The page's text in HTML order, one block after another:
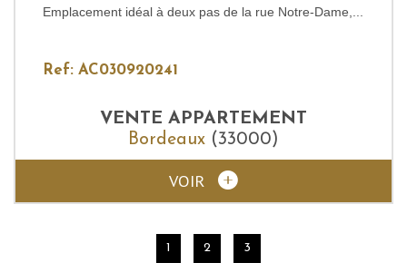
Emplacement idéal à deux pas de la rue Notre-Dame,...
Ref: AC030920241
VENTE APPARTEMENT
Bordeaux (33000)
VOIR
1 2 3